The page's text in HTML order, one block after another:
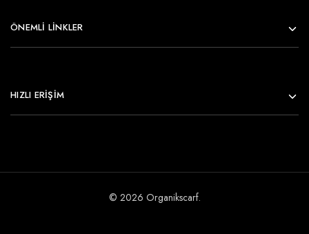
ÖNEMLI LINKLER
HIZLI ERİŞİM
© 2026 Organikscarf.